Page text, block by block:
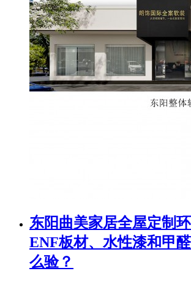
东阳曲美家居全屋定制
ENF板材、水性漆和甲
么验？